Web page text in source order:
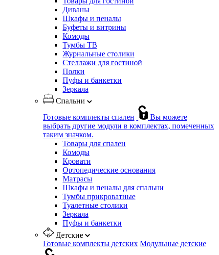
Диваны
Шкафы и пеналы
Буфеты и витрины
Комоды
Тумбы ТВ
Журнальные столики
Стеллажи для гостиной
Полки
Пуфы и банкетки
Зеркала
Спальни
Готовые комплекты спален
Вы можете
выбрать другие модули в комплектах, помеченных
таким значком.
Товары для спален
Комоды
Кровати
Ортопедические основания
Матрасы
Шкафы и пеналы для спальни
Тумбы прикроватные
Туалетные столики
Зеркала
Пуфы и банкетки
Детские
Готовые комплекты детских Модульные детские